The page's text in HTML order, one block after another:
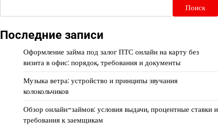
Поиск
Последние записи
Оформление займа под залог ПТС онлайн на карту без
визита в офис: порядок, требования и документы
Музыка ветра: устройство и принципы звучания
колокольчиков
Обзор онлайн-займов: условия выдачи, процентные ставки и
требования к заемщикам